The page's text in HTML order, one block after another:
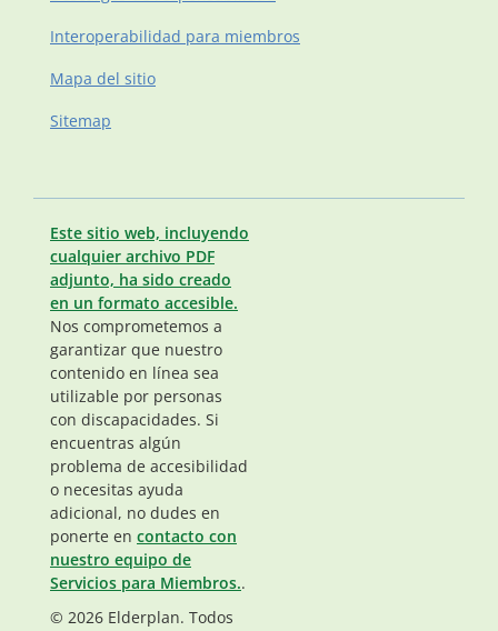
Interoperabilidad para miembros
Mapa del sitio
Sitemap
Este sitio web, incluyendo
cualquier archivo PDF
adjunto, ha sido creado
en un formato accesible.
Nos comprometemos a
garantizar que nuestro
contenido en línea sea
utilizable por personas
con discapacidades. Si
encuentras algún
problema de accesibilidad
o necesitas ayuda
adicional, no dudes en
ponerte en contacto con
nuestro equipo de
Servicios para Miembros..
© 2026 Elderplan. Todos